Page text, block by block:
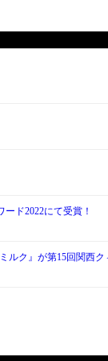
ド2022にて受賞！
ルク』が第15回関西